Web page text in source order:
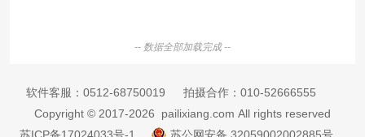
-- 数据全部加载完成 --
软件客服： 0512-68750019 拍摄合作： 010-52666555
Copyright © 2017-2026 pailixiang.com All rights reserved
苏ICP备17024033号-1
苏公网安备 32059002002885号